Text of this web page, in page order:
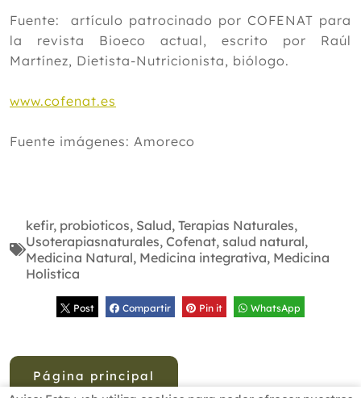
Fuente: artículo patrocinado por COFENAT para
la revista Bioeco actual, escrito por Raúl
Martínez, Dietista-Nutricionista, biólogo.
www.cofenat.es
Fuente imágenes: Amoreco
kefir, probioticos, Salud, Terapias Naturales,
Usoterapiasnaturales, Cofenat, salud natural,
Medicina Natural, Medicina integrativa, Medicina
Holistica
Post Compartir Pin it WhatsApp
Página principal